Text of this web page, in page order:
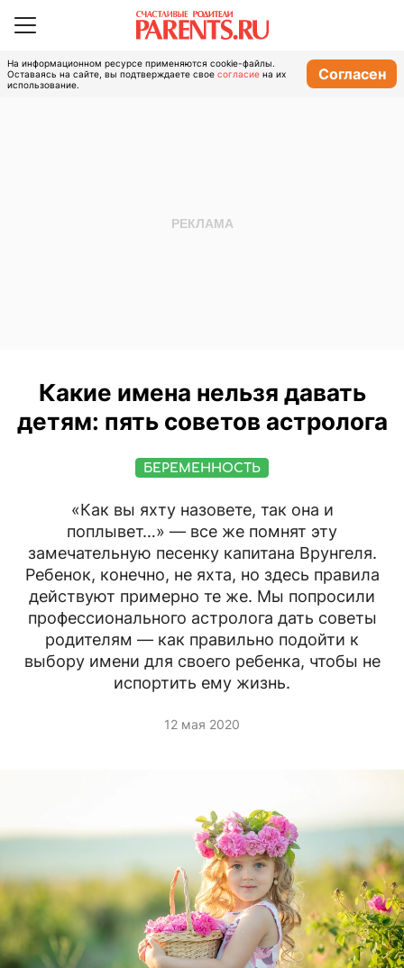
На информационном ресурсе применяются cookie-файлы.
Оставаясь на сайте, вы подтверждаете свое согласие на их
использование.
Согласен
Какие имена нельзя давать
детям: пять советов астролога
БЕРЕМЕННОСТЬ
«Как вы яхту назовете, так она и
поплывет…» — все же помнят эту
замечательную песенку капитана Врунгеля.
Ребенок, конечно, не яхта, но здесь правила
действуют примерно те же. Мы попросили
профессионального астролога дать советы
родителям — как правильно подойти к
выбору имени для своего ребенка, чтобы не
испортить ему жизнь.
12 мая 2020